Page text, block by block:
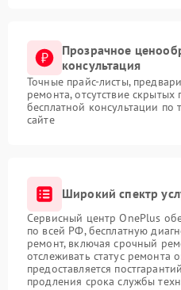
Прозрачное
консультация
Точные прайс-листы,
ремонта, отсутствие
бесплатной консультации
сайте
Широкий спектр
Сервисный центр OnePlus
по всей РФ, бесплатную
ремонт, включая срочный
отслеживать статус ремонта
предоставляется
продления срока службы